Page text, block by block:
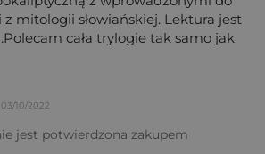
mitologii słowiańskiej. Lektura jest
cała trylogie tak samo jak
03/10/2022
jest potwierdzona zakupem